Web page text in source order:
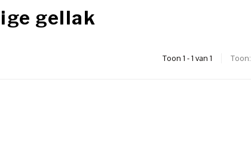
gellak
Toon 1 - 1 van 1 Toon: